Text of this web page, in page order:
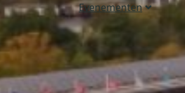
Evenementen